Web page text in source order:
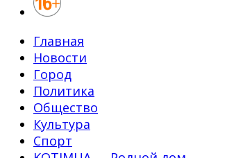
Главная
Новости
Город
Политика
Общество
Культура
Спорт